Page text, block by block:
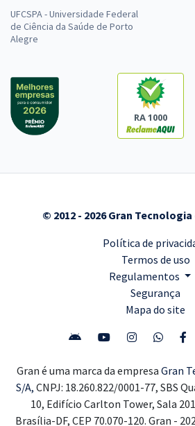
UFCSPA - Universidade Federal
de Ciência da Saúde de Porto
Alegre
RA 1000
© 2012 - 2026 Gran Tecnologia
Política de
Termos de uso
Regulamentos
Segurança
Mapa do site
Gran é uma marca da empresa Gran
S/A, CNPJ: 18.260.822/0001-77, SBS
10, Edifício Carlton Tower, Sala
Brasília-DF, CEP 70.070-120. Gran -